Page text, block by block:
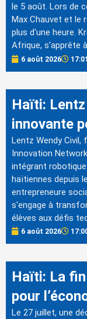
le 5 août. Lors de
Max Chauvet et le
plus d'une heure.
Afrique, s'apprête
6 août 2026 17:01
Haïti:
innovante
Lentz Wendy Civil,
Innovation
intégrant
haïtiennes depuis
entrepreneure
s'engage à
élèves aux défis
6 août 2026
Haïti: La
pour
Le 27 juillet, une